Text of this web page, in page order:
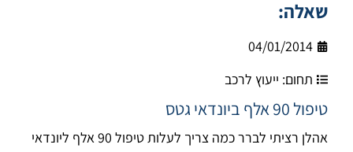
שאלה:
04/01/2014
תחום: ייעוץ לרכב
טיפול 90 אלף ביונדאי גטס
אהלן רציתי לברר כמה צריך לעלות טיפול 90 אלף ליונדאי